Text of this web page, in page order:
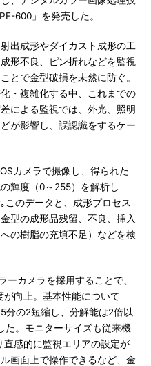
600」を発売した。
出成形やダイカスト成形の工
形不良、ピン折れなどを監視
とで金型破損を未然に防ぐ。
・複雑化する中、これまでの
による監視では、外光、照明
が影響し、誤認識をするケー
カメラで撮像し、得られた
輝度（0～255）を解析し
このデータと、成形プロセス
型の成形品残留、不良、挿入
の樹脂の充填不足）などを検
カメラを採用することで、
向上。基本性能について
分の2短縮し、分解能は2倍以
た。モニターサイズも従来機
感的に監視エリアの設定が
画面上で操作できるなど、金